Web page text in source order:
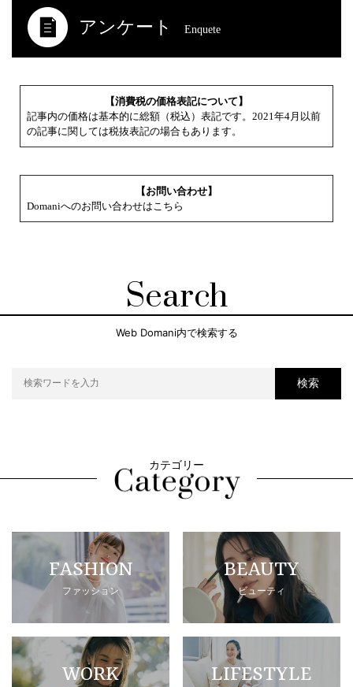
アンケート Enquete
【消費税の価格表記について】
記事内の価格は基本的に総額（税込）表記です。2021年4月以前
の記事に関しては税抜表記の場合もあります。
【お問い合わせ】
Domaniへのお問い合わせはこちら
Search
Web Domani内で検索する
検索
カテゴリー
FASHION
ファッション
BEAUTY
ビューティ
WORK LIFESTYLE